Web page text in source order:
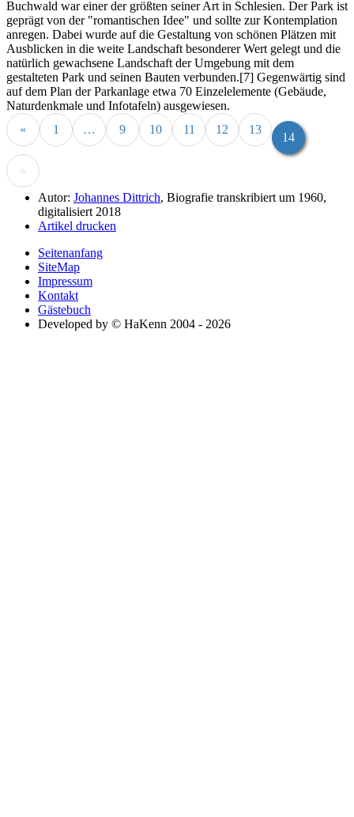
Buchwald war einer der größten seiner Art in Schlesien. Der Park ist
geprägt von der "romantischen Idee" und sollte zur Kontemplation
anregen. Dabei wurde auf die Gestaltung von schönen Plätzen mit
Ausblicken in die weite Landschaft besonderer Wert gelegt und die
natürlich gewachsene Landschaft der Umgebung mit dem
gestalteten Park und seinen Bauten verbunden.[7] Gegenwärtig sind
auf dem Plan der Parkanlage etwa 70 Einzelelemente (Gebäude,
Naturdenkmale und Infotafeln) ausgewiesen.
«
1 … 9 10 11 12 13
14
»
Autor: Johannes Dittrich, Biografie transkribiert um 1960,
digitalisiert 2018
Artikel drucken
Seitenanfang
SiteMap
Impressum
Kontakt
Gästebuch
Developed by © HaKenn 2004 - 2026